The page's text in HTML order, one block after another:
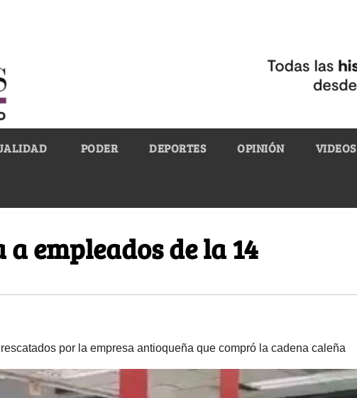
PODER DEPORTES OPINIÓN VIDEOS
empleados de la 14
por la empresa antioqueña que compró la cadena caleña